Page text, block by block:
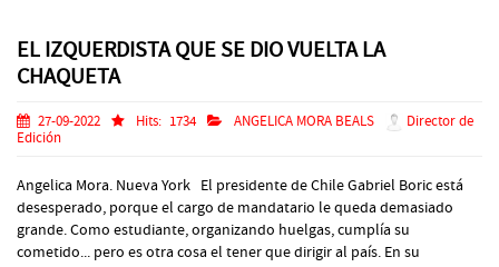
EL IZQUERDISTA QUE SE DIO VUELTA LA
CHAQUETA
27-09-2022 Hits: 1734 ANGELICA MORA BEALS
Director de
Edición
Angelica Mora. Nueva York El presidente de Chile Gabriel Boric está
desesperado, porque el cargo de mandatario le queda demasiado
grande. Como estudiante, organizando huelgas, cumplía su
cometido... pero es otra cosa el tener que dirigir al país. En su